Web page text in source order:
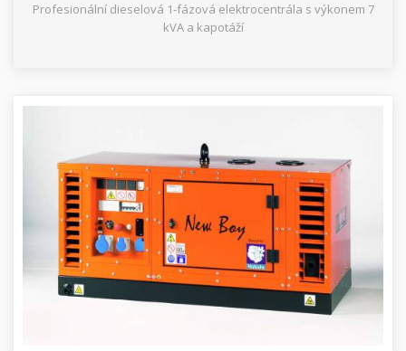
Profesionální dieselová 1-fázová elektrocentrála s výkonem 7
kVA a kapotáží